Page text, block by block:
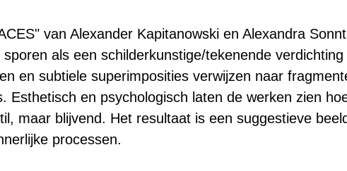
van Alexander Kapitanowski en Alexandra
als een schilderkunstige/tekenende
en subtiele superimposities verwijzen naar
Esthetisch en psychologisch laten de werken zien
maar blijvend. Het resultaat is een suggestieve
processen.